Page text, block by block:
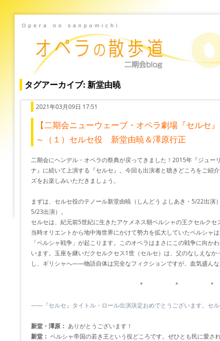
タグアーカイブ: 新堂由暁
2021年03月09日 17:51
【二期会ニューウェーブ・オペラ劇場『セルセ
～（１）セルセ役 新堂由暁＆澤原行正
二期会にヘンデル・オペラの祭典が戻ってきました！2015年『ジュー
ナ』に続いて上演する『セルセ』。今回も出演者と聴きどころをご紹
ズをお楽しみいただきましょう。
まずは、セルセ役のテノール新堂由暁（しんどう よしあき・5/22出演
5/23出演）。
セルセは、紀元前5世紀に生きたアケメネス朝ペルシャの王クセルクセ
当時オリエントから地中海世界にかけて勢力を拡大していたペルシャ
「ペルシャ戦争」が起こります。このオペラはまさにこの戦争に向か
います。玉座を継いだクセルクセス1世（セルセ）は、父のなしえな
し、ギリシャへ――物語自体は完全なフィクションですが、血気盛ん
＊ ＊ ＊
――『セルセ』タイトル・ロール出演決定おめでとうございます。セ
新堂・澤原： ありがとうございます！
新堂： ペルシャ帝国の若き王という役どころです。ぜひとも民に愛さ